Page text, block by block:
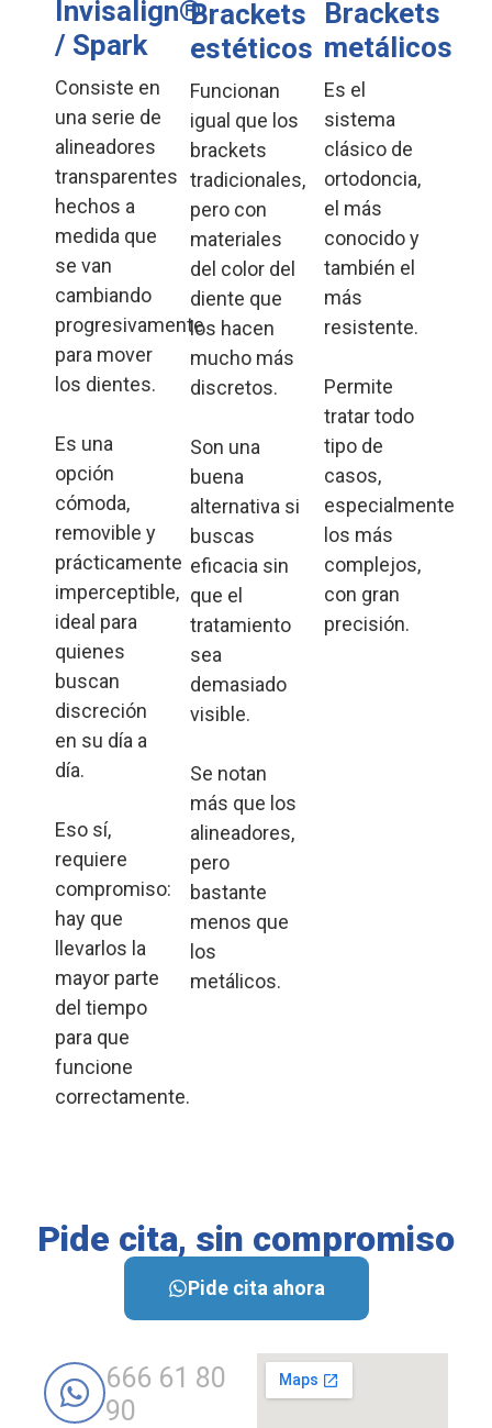
Invisalign®
/ Spark
Consiste en
una serie de
alineadores
transparentes
hechos a
medida que
se van
cambiando
progresivamente
para mover
los dientes.
Es una
opción
cómoda,
removible y
prácticamente
imperceptible,
ideal para
quienes
buscan
discreción
en su día a
día.
Eso sí,
requiere
compromiso:
hay que
llevarlos la
mayor parte
del tiempo
para que
funcione
correctamente.
Brackets
estéticos
Funcionan
igual que los
brackets
tradicionales,
pero con
materiales
del color del
diente que
los hacen
mucho más
discretos.
Son una
buena
alternativa si
buscas
eficacia sin
que el
tratamiento
sea
demasiado
visible.
Se notan
más que los
alineadores,
pero
bastante
menos que
los
metálicos.
Brackets
metálicos
Es el
sistema
clásico de
ortodoncia,
el más
conocido y
también el
más
resistente.
Permite
tratar todo
tipo de
casos,
especialmente
los más
complejos,
con gran
precisión.
Pide cita, sin compromiso
Pide cita ahora
666 61 80
90